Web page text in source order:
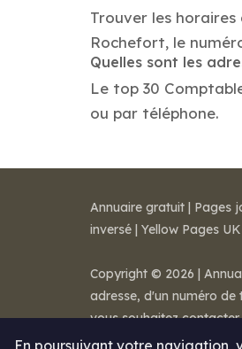
Trouver les
Rochefort, le
Quelles sont les
Le top 30
ou par téléphone.
En poursuivant votre navigation,
Annuaire gratuit | Pages
inversé | Yellow Pages UK
Copyright © 2026 |
adresse, d'un numéro de
vous souhaitez
Mentions légales-